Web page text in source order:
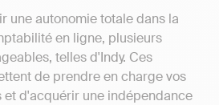
une autonomie totale dans la
en ligne, plusieurs
telles d'Indy. Ces
de prendre en charge vos
d'acquérir une indépendance